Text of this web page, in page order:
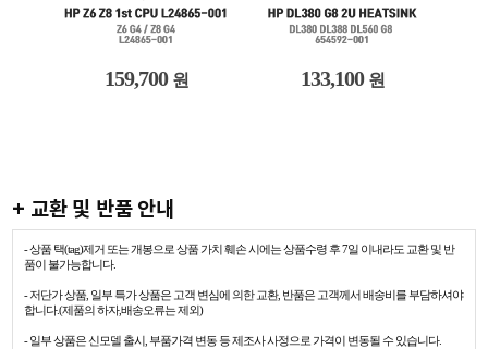
159,700 원 133,100 원
+ 교환 및 반품 안내
- 상품 택(tag)제거 또는 개봉으로 상품 가치 훼손 시에는 상품수령 후 7일 이내라도 교환 및 반
품이 불가능합니다.
- 저단가 상품, 일부 특가 상품은 고객 변심에 의한 교환, 반품은 고객께서 배송비를 부담하셔야
합니다.(제품의 하자,배송오류는 제외)
- 일부 상품은 신모델 출시, 부품가격 변동 등 제조사 사정으로 가격이 변동될 수 있습니다.